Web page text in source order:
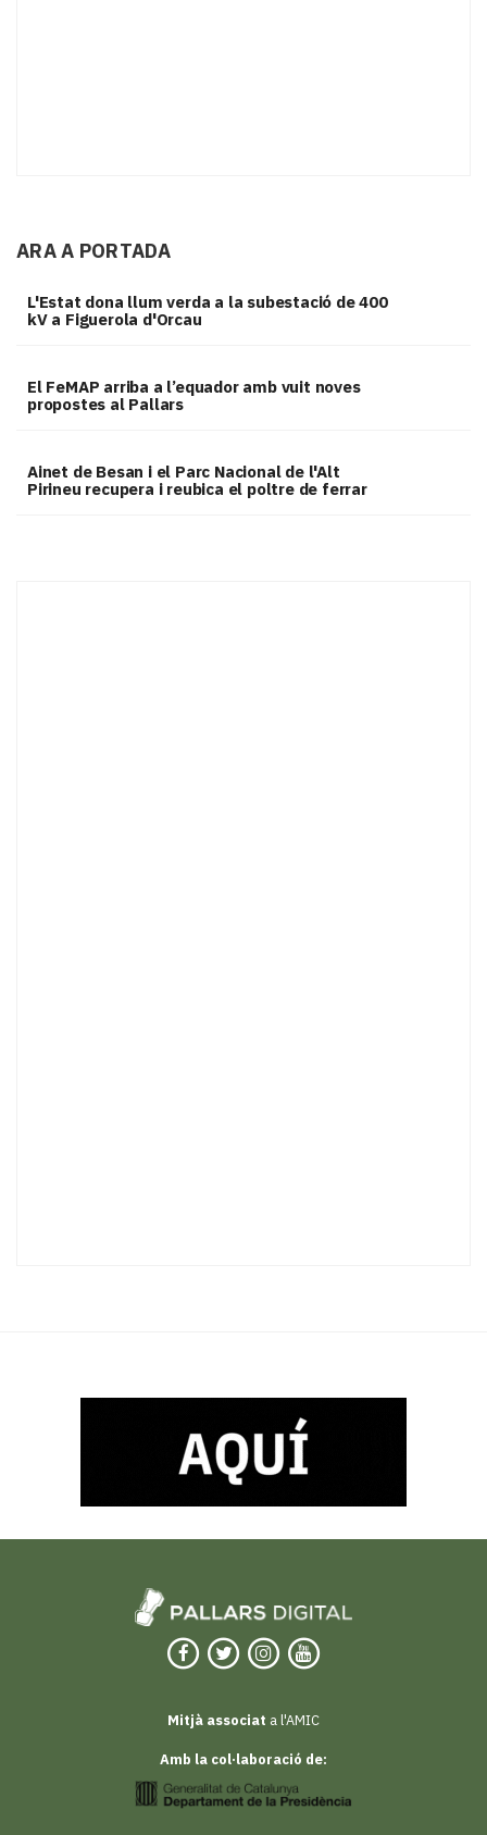
ARA A PORTADA
L'Estat dona llum verda a la subestació de 400
kV a Figuerola d'Orcau
El FeMAP arriba a l’equador amb vuit noves
propostes al Pallars
Ainet de Besan i el Parc Nacional de l'Alt
Pirineu recupera i reubica el poltre de ferrar
Mitjà associat a l'AMIC
Amb la col·laboració de: